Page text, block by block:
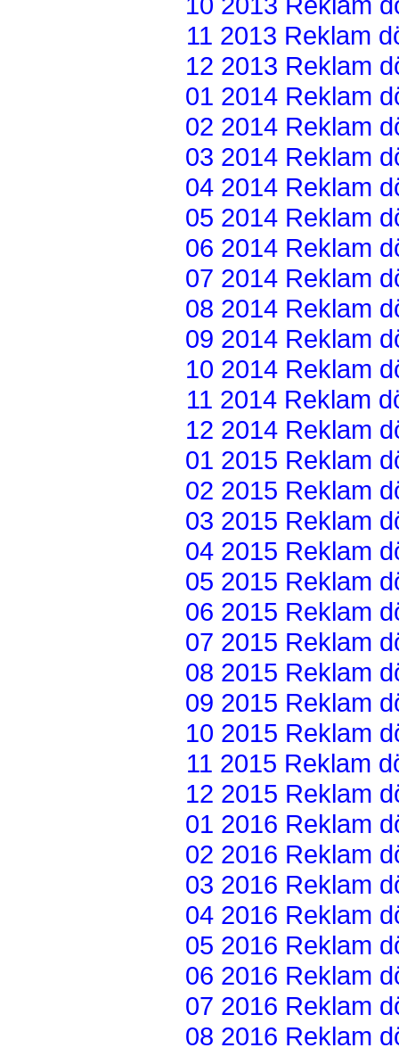
11 2013 Reklam
12 2013 Reklam
01 2014 Reklam
02 2014 Reklam
03 2014 Reklam
04 2014 Reklam
05 2014 Reklam
06 2014 Reklam
07 2014 Reklam
08 2014 Reklam
09 2014 Reklam
10 2014 Reklam
11 2014 Reklam
12 2014 Reklam
01 2015 Reklam
02 2015 Reklam
03 2015 Reklam
04 2015 Reklam
05 2015 Reklam
06 2015 Reklam
07 2015 Reklam
08 2015 Reklam
09 2015 Reklam
10 2015 Reklam
11 2015 Reklam
12 2015 Reklam
01 2016 Reklam
02 2016 Reklam
03 2016 Reklam
04 2016 Reklam
05 2016 Reklam
06 2016 Reklam
07 2016 Reklam
08 2016 Reklam